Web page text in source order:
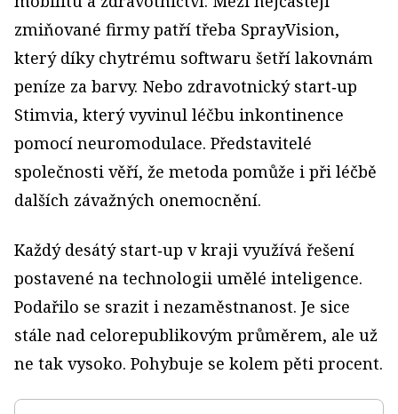
zmiňované firmy patří třeba SprayVision,
který díky chytrému softwaru šetří lakovnám
peníze za barvy. Nebo zdravotnický start‑up
Stimvia, který vyvinul léčbu inkontinence
pomocí neuromodulace. Představitelé
společnosti věří, že metoda pomůže i při léčbě
dalších závažných onemocnění.
Každý desátý start‑up v kraji využívá řešení
postavené na technologii umělé inteligence.
Podařilo se srazit i nezaměstnanost. Je sice
stále nad celorepublikovým průměrem, ale už
ne tak vysoko. Pohybuje se kolem pěti procent.